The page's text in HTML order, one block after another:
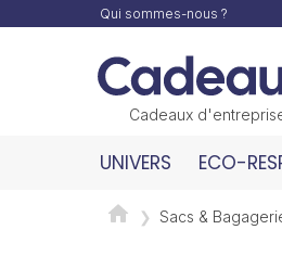
Qui sommes-nous ?
Cadeaux
UNIVERS ECO-
Sacs &